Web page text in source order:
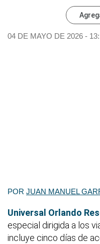
04 DE MAYO DE 2026 -
POR JUAN MANUEL
Universal Orlando
especial dirigida a los
incluye cinco días de